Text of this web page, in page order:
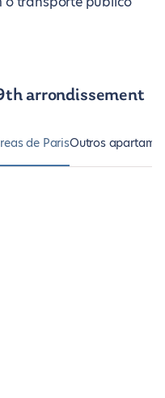
arrondissement
de ParisOutros